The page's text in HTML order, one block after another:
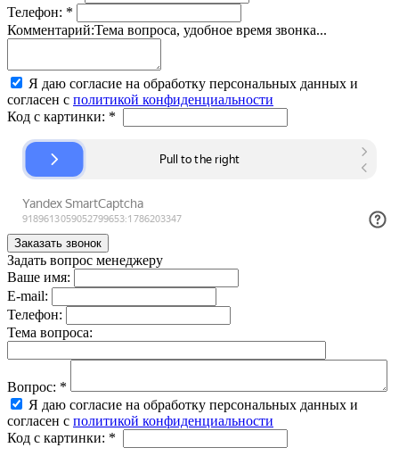
Телефон: *
Комментарий:Тема вопроса, удобное время звонка...
Я даю согласие на обработку персональных данных и
согласен с политикой конфиденциальности
Код с картинки: *
Задать вопрос менеджеру
Ваше имя:
E-mail:
Телефон:
Тема вопроса:
Вопрос: *
Я даю согласие на обработку персональных данных и
согласен с политикой конфиденциальности
Код с картинки: *